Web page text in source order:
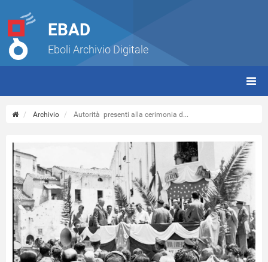
EBAD
Eboli Archivio Digitale
Archivio Autorità presenti alla cerimonia d...